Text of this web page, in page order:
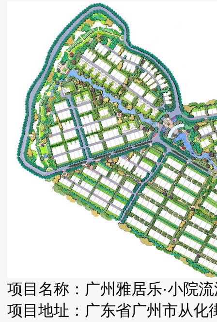
项目名称：广州雅居乐·小院
项目地址：广东省广州市从化